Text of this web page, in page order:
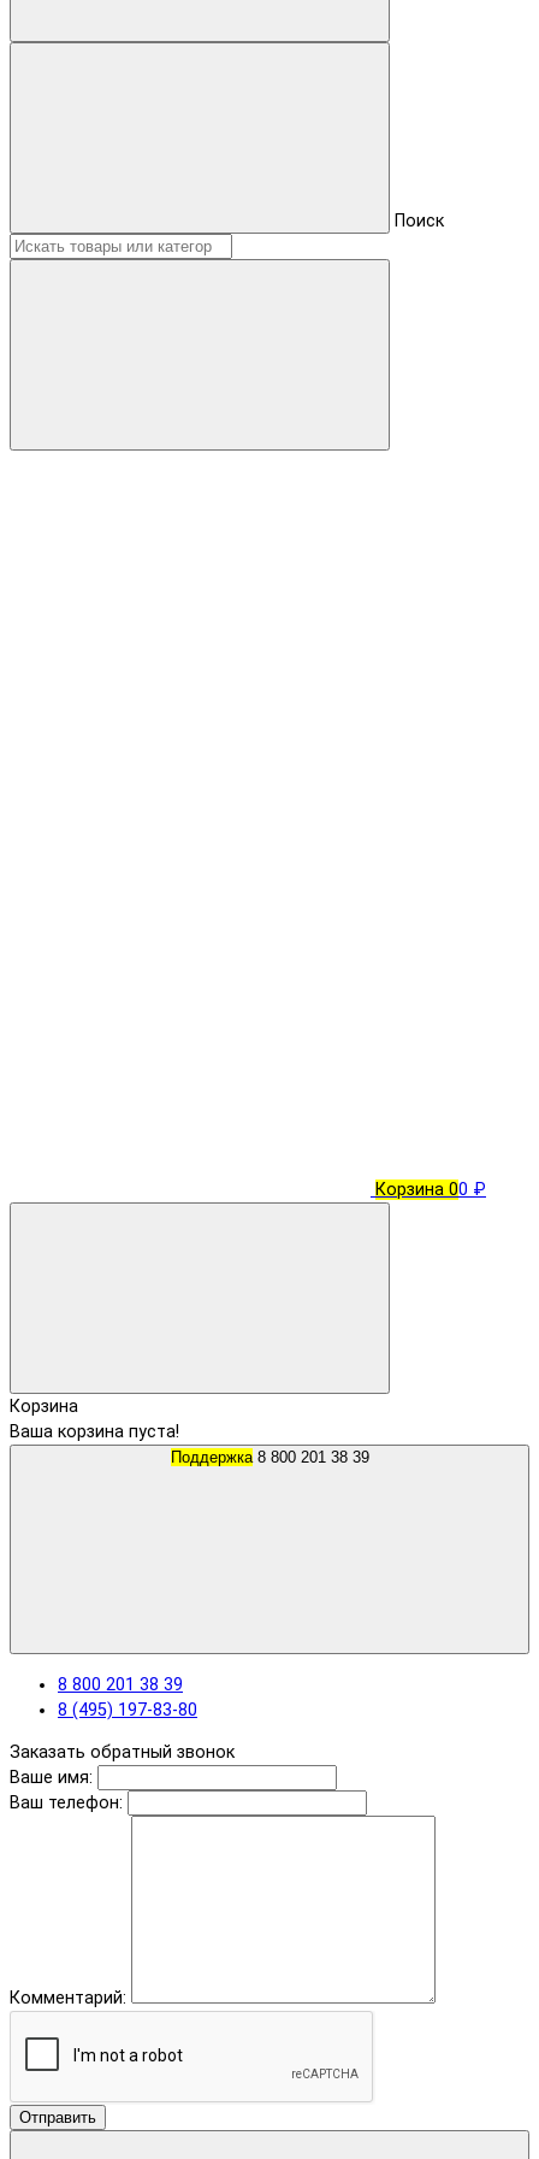
Поиск
Корзина 00 ₽
Корзина
Ваша корзина пуста!
Поддержка 8 800 201 38 39
8 800 201 38 39
8 (495) 197-83-80
Заказать обратный звонок
Ваше имя:
Ваш телефон:
Комментарий:
Отправить